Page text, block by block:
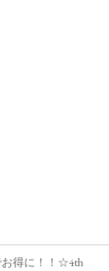
お得に！！☆4th